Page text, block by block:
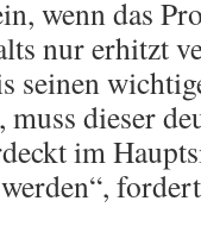
wenn das
nur erhitzt
seinen
dieser
im